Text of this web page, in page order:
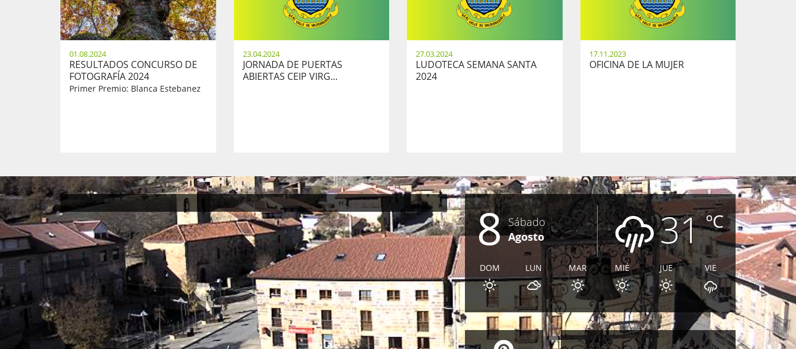
01.08.2024
RESULTADOS CONCURSO DE
FOTOGRAFÍA 2024
Primer Premio: Blanca Estebanez
23.04.2024
JORNADA DE PUERTAS
ABIERTAS CEIP VIRG...
27.03.2024
LUDOTECA SEMANA SANTA
2024
17.11.2023
OFICINA DE LA MUJER
ºC
31
8 Sábado
Agosto
DOM LUN MAR MIÉ JUE VIE